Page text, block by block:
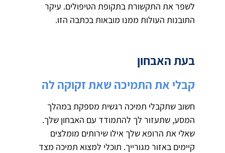
לשפר את התקשורת בתקופת הטיפולים. עיקר
התובנות העולות ממנו מובאות בכתבה הזו.
בעת האבחון
קבלי את התמיכה שאת זקוקה לה
חשוב שתקבלי תמיכה רגשית מספקת במהלך
המסע, שתעזור לך להתמודד עם האבחון שלך.
שאלי את הרופא שלך אילו שירותים מומלצים
קיימים באזור מגורייך. תוכלי למצוא תמיכה מצד